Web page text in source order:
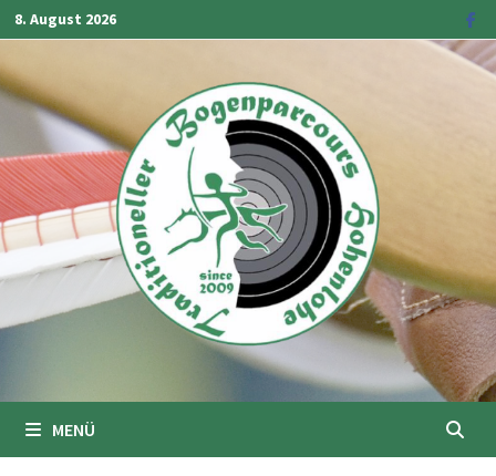
Zum
Inhalt
springen
8. August 2026
MENÜ